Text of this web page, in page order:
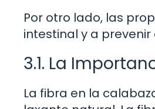
Por otro lado, las
intestinal y a
3.1. La
La fibra en la